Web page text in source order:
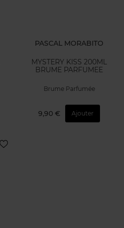
PASCAL MORABITO
MYSTERY KISS 200ML
BRUME PARFUMEE
Brume Parfumée
9,90 € Ajouter